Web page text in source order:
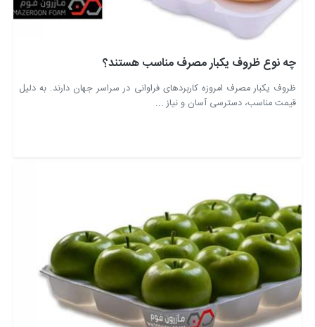
چه نوع ظروف یکبار مصرف مناسب هستند؟
ظروف یکبار مصرف امروزه کاربردهای فراوانی در سراسر جهان دارند. به دلیل
قیمت مناسب، دسترسی آسان و نیاز ...